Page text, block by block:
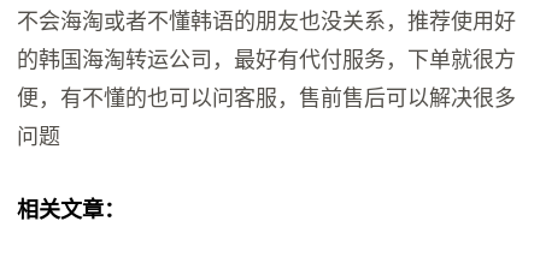
不会海淘或者不懂韩语的朋友也没关系，推荐使用好
的韩国海淘转运公司，最好有代付服务，下单就很方
便，有不懂的也可以问客服，售前售后可以解决很多
问题
相关文章：